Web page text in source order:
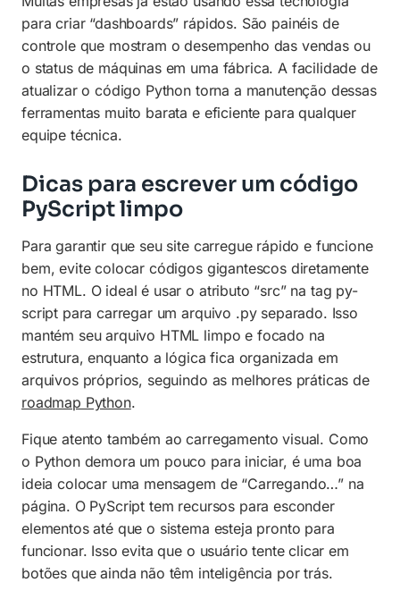
para criar “dashboards” rápidos. São painéis de
controle que mostram o desempenho das vendas ou
o status de máquinas em uma fábrica. A facilidade de
atualizar o código Python torna a manutenção dessas
ferramentas muito barata e eficiente para qualquer
equipe técnica.
Dicas para escrever um código
PyScript limpo
Para garantir que seu site carregue rápido e funcione
bem, evite colocar códigos gigantescos diretamente
no HTML. O ideal é usar o atributo “src” na tag py-
script para carregar um arquivo .py separado. Isso
mantém seu arquivo HTML limpo e focado na
estrutura, enquanto a lógica fica organizada em
arquivos próprios, seguindo as melhores práticas de
roadmap Python.
Fique atento também ao carregamento visual. Como
o Python demora um pouco para iniciar, é uma boa
ideia colocar uma mensagem de “Carregando…” na
página. O PyScript tem recursos para esconder
elementos até que o sistema esteja pronto para
funcionar. Isso evita que o usuário tente clicar em
botões que ainda não têm inteligência por trás.